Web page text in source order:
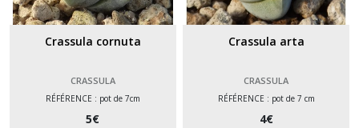
Crassula cornuta
CRASSULA
RÉFÉRENCE : pot de 7cm
5€
Crassula arta
CRASSULA
RÉFÉRENCE : pot de 7 cm
4€